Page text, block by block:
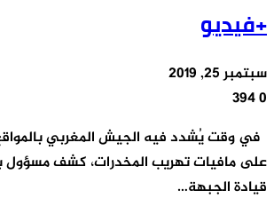
+فيديو
سبتمبر 25, 2019
0
في وقت يُشدد فيه الجيش المغربي
على مافيات تهريب المخدرات، كشف مسؤول
قيادة الجبهة…